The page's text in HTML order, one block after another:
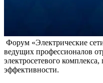
Форум «Электрические
ведущих профессионалов
электросетевого
эффективности.